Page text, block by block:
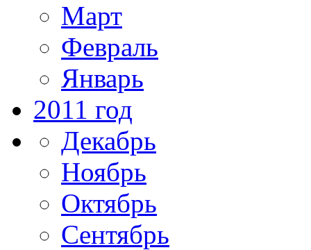
Март
Февраль
Январь
2011 год
Декабрь
Ноябрь
Октябрь
Сентябрь